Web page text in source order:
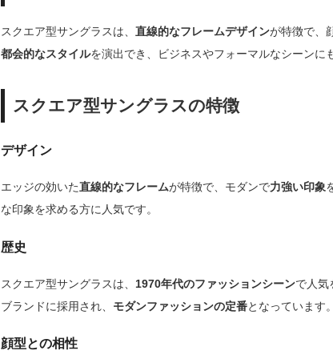
スクエア型サングラスは、 直線的なフレームデザインが特徴で、
都会的なスタイルを演出でき、ビジネスやフォーマルなシーンに
スクエア型サングラスの特徴
デザイン
エッジの効いた直線的なフレームが特徴で、モダンで力強い印象
な印象を求める方に人気です。
歴史
スクエア型サングラスは、 1970年代のファッションシーンで人気
ブランドに採用され、 モダンファッションの定番となっています。
顔型との相性